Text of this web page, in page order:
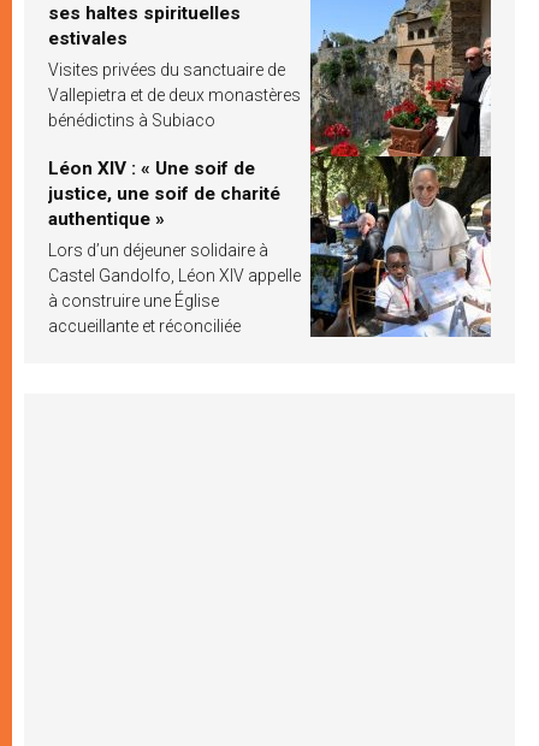
ses haltes spirituelles
estivales
Visites privées du sanctuaire de
Vallepietra et de deux monastères
bénédictins à Subiaco
Léon XIV : « Une soif de
justice, une soif de charité
authentique »
Lors d’un déjeuner solidaire à
Castel Gandolfo, Léon XIV appelle
à construire une Église
accueillante et réconciliée